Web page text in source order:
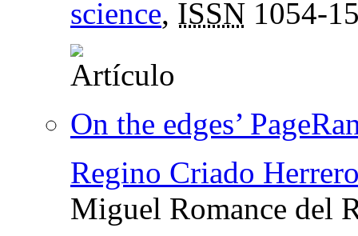
science, ISSN 1054-
On the edges’
Regino Criado
Miguel Romance del